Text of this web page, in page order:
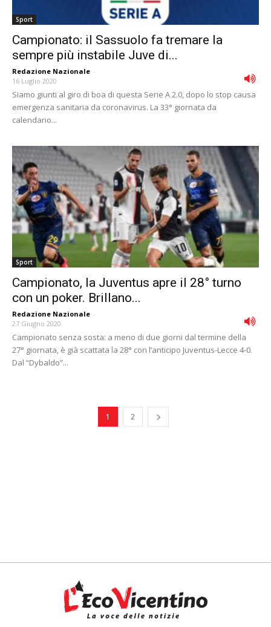
Sport
Campionato: il Sassuolo fa tremare la
sempre più instabile Juve di...
Redazione Nazionale -
16 Luglio 2020
Siamo giunti al giro di boa di questa Serie A 2.0, dopo lo stop causa
emergenza sanitaria da coronavirus. La 33° giornata da
calendario...
Sport
Campionato, la Juventus apre il 28° turno
con un poker. Brillano...
Redazione Nazionale -
27 Giugno 2020
Campionato senza sosta: a meno di due giorni dal termine della
27° giornata, è già scattata la 28° con l’anticipo Juventus-Lecce 4-0.
Dal “Dybaldo”...
1 2